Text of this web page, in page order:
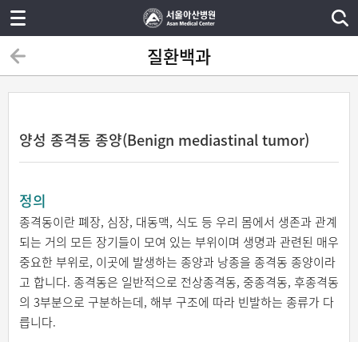
질환백과
양성 종격동 종양(Benign mediastinal tumor)
정의
종격동이란 폐장, 심장, 대동맥, 식도 등 우리 몸에서 생존과 관계
되는 거의 모든 장기들이 모여 있는 부위이며 생명과 관련된 매우
중요한 부위로, 이곳에 발생하는 종양과 낭종을 종격동 종양이라
고 합니다. 종격동은 일반적으로 전상종격동, 중종격동, 후종격동
의 3부분으로 구분하는데, 해부 구조에 따라 빈발하는 종류가 다
릅니다.